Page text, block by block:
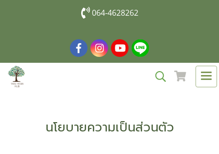
064-4628262
นโยบายความเป็นส่วนตัว